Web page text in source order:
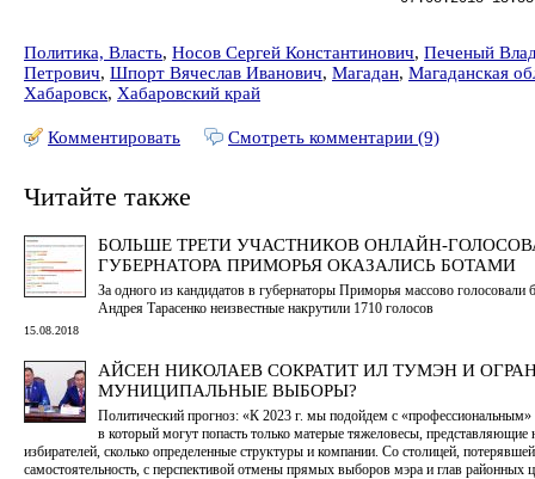
Политика, Власть, Носов Сергей Константинович, Печеный
Петрович, Шпорт Вячеслав Иванович, Магадан, Магаданская
Хабаровск, Хабаровский край
Комментировать Смотреть комментарии (9)
Читайте также
БОЛЬШЕ ТРЕТИ УЧАСТНИКОВ ОНЛАЙН-
ГУБЕРНАТОРА ПРИМОРЬЯ ОКАЗАЛИСЬ БОТАМИ
За одного из кандидатов в губернаторы Приморья массово голосовали
Андрея Тарасенко неизвестные накрутили 1710 голосов
15.08.2018
АЙСЕН НИКОЛАЕВ СОКРАТИТ ИЛ ТУМЭН И
МУНИЦИПАЛЬНЫЕ ВЫБОРЫ?
Политический прогноз: «К 2023 г. мы подойдем с
в который могут попасть только матерые тяжеловесы, представляющие
избирателей, сколько определенные структуры и компании. Со столицей, потерявшей
самостоятельность, с перспективой отмены прямых выборов мэра и глав районных